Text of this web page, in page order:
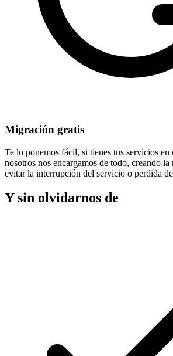
Migración gratis
Te lo ponemos fácil, si tienes tus servicios en
nosotros nos encargamos de todo, creando la
evitar la interrupción del servicio o perdida
Y sin olvidarnos de